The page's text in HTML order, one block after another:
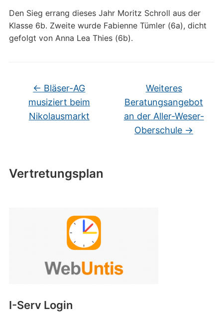
Vertretungsplan
I-Serv Login
Den Sieg errang dieses Jahr Moritz Schroll aus der
Klasse 6b. Zweite wurde Fabienne Tümler (6a), dicht
gefolgt von Anna Lea Thies (6b).
← Bläser-AG
musiziert beim
Nikolausmarkt
Weiteres
Beratungsangebot
an der Aller-Weser-
Oberschule →